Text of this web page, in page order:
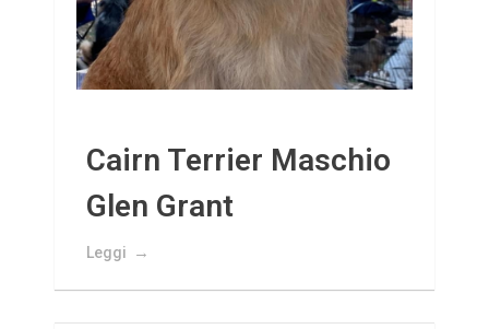
Cairn Terrier Maschio
Glen Grant
Leggi